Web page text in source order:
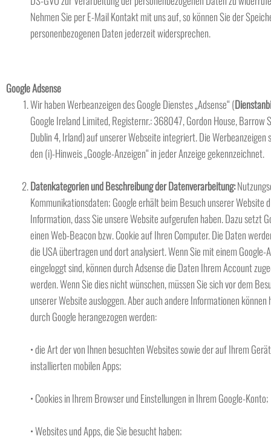
Nehmen Sie per E-Mail Kontakt mit uns auf, so können Sie der
personenbezogenen Daten jederzeit widersprechen.
Google Adsense
Wir haben Werbeanzeigen des Google Dienstes „Adsense“ (
Google Ireland Limited, Registernr.: 368047, Gordon House, Barrow
Dublin 4, Irland) auf unserer Webseite integriert. Die Werbeanzeigen
den (i)-Hinweis „Google-Anzeigen“ in jeder Anzeige gekennzeichnet.
Datenkategorien und Beschreibung der Datenverarbeitung:
Kommunikationsdaten; Google erhält beim Besuch unserer Website
Information, dass Sie unsere Website aufgerufen haben. Dazu setzt
einen Web-Beacon bzw. Cookie auf Ihren Computer. Die Daten
die USA übertragen und dort analysiert. Wenn Sie mit einem Google-
eingeloggt sind, können durch Adsense die Daten Ihrem Account
werden. Wenn Sie dies nicht wünschen, müssen Sie sich vor dem
unserer Website ausloggen. Aber auch andere Informationen
durch Google herangezogen werden:
• die Art der von Ihnen besuchten Websites sowie der auf Ihrem Gerät
installierten mobilen Apps;
• Cookies in Ihrem Browser und Einstellungen in Ihrem Google-Konto;
• Websites und Apps, die Sie besucht haben;